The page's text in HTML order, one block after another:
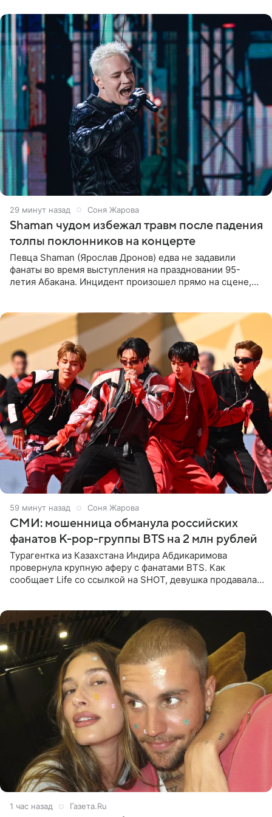
29 минут назад Соня Жарова
Shaman чудом избежал травм после падения
толпы поклонников на концерте
Певца Shaman (Ярослав Дронов) едва не задавили
фанаты во время выступления на праздновании 95-
летия Абакана. Инцидент произошел прямо на сцене,
59 минут назад Соня Жарова
СМИ: мошенница обманула российских
фанатов K-pop-группы BTS на 2 млн рублей
Турагентка из Казахстана Индира Абдикаримова
провернула крупную аферу с фанатами BTS. Как
сообщает Life со ссылкой на SHOT, девушка продавала
1 час назад Газета.Ru